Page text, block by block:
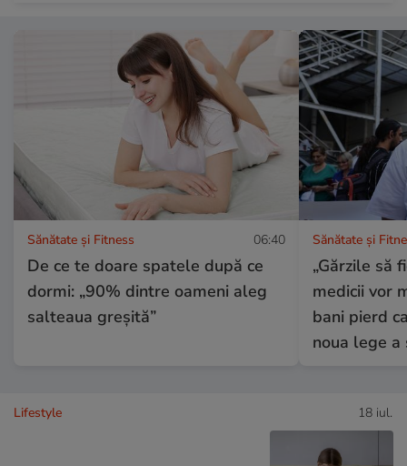
Sănătate și Fitness 06:40
De ce te doare spatele după ce
dormi: „90% dintre oameni aleg
salteaua greșită”
Sănătate și
„Gărzile să
medicii vor
bani pierd
noua lege a
Lifestyle 18 iul.